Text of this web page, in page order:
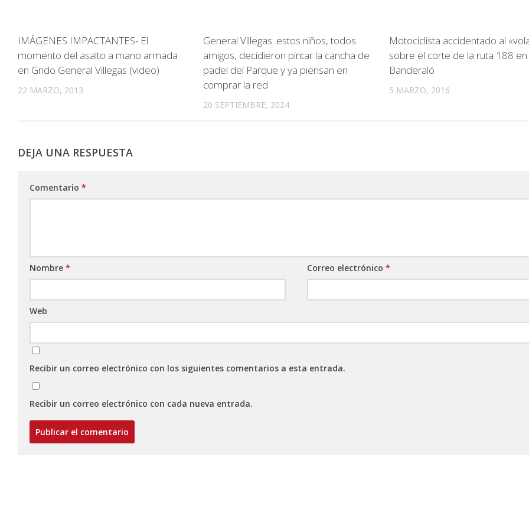
IMÁGENES IMPACTANTES- El
momento del asalto a mano armada
en Grido General Villegas (video)
22 MARZO, 2013
General Villegas: estos niños, todos
amigos, decidieron pintar la cancha de
padel del Parque y ya piensan en
comprar la red
20 SEPTIEMBRE, 2024
Motociclista accidentado al
sobre el corte de la ruta 188 en
Banderaló
5 MARZO, 2016
DEJA UNA RESPUESTA
Comentario *
Nombre * Correo electrónico*
Web
Recibir un correo electrónico con los siguientes comentarios a esta entrada.
Recibir un correo electrónico con cada nueva entrada.